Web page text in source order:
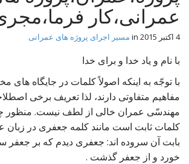
tعمرانی،کار
4 اکتبر 2015 مسیر اجرای پروژه های عمرانی
با نام و یاد خدا و برای خدا
با توجّه به اینکه اصولاً کلمات در جایگاه های
مفاهیم متفاوتی دارند، لذا تعریف برخی
مهندسّی عمران خالی از لطف نیست. منظور
کلمات ثابت است مانند کلمه جعفری در
بابت آن سروده اند: جعفری دیدم که بر
خورد و از جعفر گذشت .